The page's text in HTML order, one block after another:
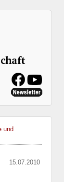
und
15.07.2010